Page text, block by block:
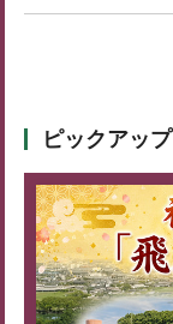
ピックアップ